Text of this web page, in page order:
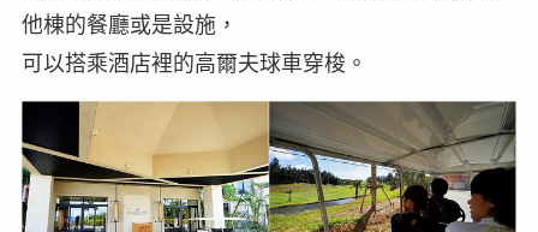
他棟的餐廳或是設施，
可以搭乘酒店裡的高爾夫球車穿梭。